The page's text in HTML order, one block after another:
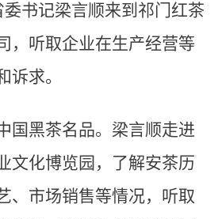
委书记梁言顺来到祁门红茶
，听取企业在生产经营等
诉求。
国黑茶名品。梁言顺走进
文化博览园，了解安茶历
、市场销售等情况，听取